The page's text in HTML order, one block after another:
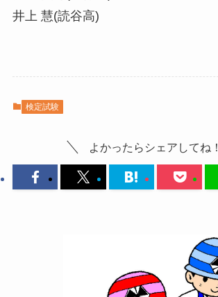
井上 慧(読谷高)
検定試験
よかったらシェアしてね！